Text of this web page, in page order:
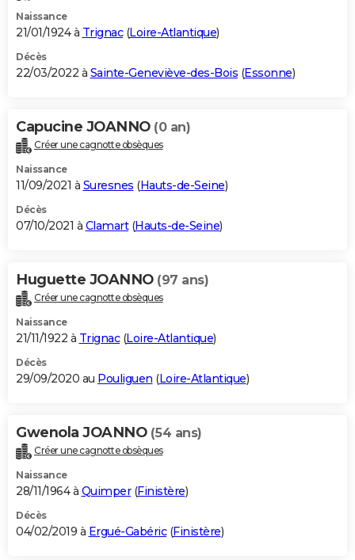
Naissance
21/01/1924 à Trignac(Loire-Atlantique)
Décès
22/03/2022 à Sainte-Geneviève-des-Bois (Essonne)
Capucine JOANNO (0 an)
Créer une cagnotte obsèques
Naissance
11/09/2021 à Suresnes (Hauts-de-Seine)
Décès
07/10/2021 à Clamart(Hauts-de-Seine)
Huguette JOANNO (97 ans)
Créer une cagnotte obsèques
Naissance
21/11/1922 à Trignac(Loire-Atlantique)
Décès
29/09/2020 au Pouliguen (Loire-Atlantique)
Gwenola JOANNO (54 ans)
Créer une cagnotte obsèques
Naissance
28/11/1964 à Quimper(Finistère)
Décès
04/02/2019 à Ergué-Gabéric(Finistère)